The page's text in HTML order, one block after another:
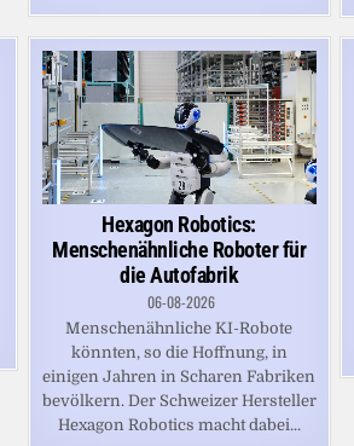
Hexagon Robotics:
Menschenähnliche Roboter für
die Autofabrik
06-08-2026
Menschenähnliche KI-Robote
könnten, so die Hoffnung, in
einigen Jahren in Scharen Fabriken
bevölkern. Der Schweizer Hersteller
Hexagon Robotics macht dabei...